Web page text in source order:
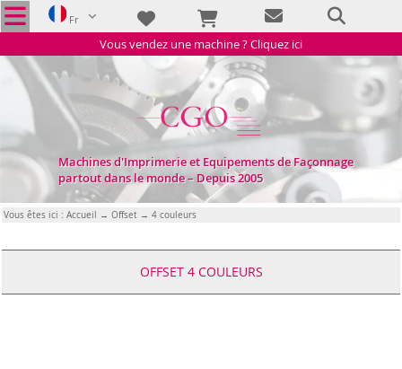
Fr
Vous vendez une machine ? Cliquez ici
Machines d'Imprimerie et Equipements de Façonnage
partout dans le monde – Depuis 2005
Vous êtes ici :Accueil →Offset → 4 couleurs
OFFSET 4 COULEURS